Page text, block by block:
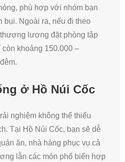
phù hợp với nhóm bạn
bụi. Ngoài ra, nếu đi theo
lượng đặt phòng tập
khoảng 150.000 –
ở Hồ Núi Cốc
nghiệm không thể thiếu
Tại Hồ Núi Cốc, bạn sẽ dễ
ăn, nhà hàng phục vụ cả
lẫn các món phổ biến hợp